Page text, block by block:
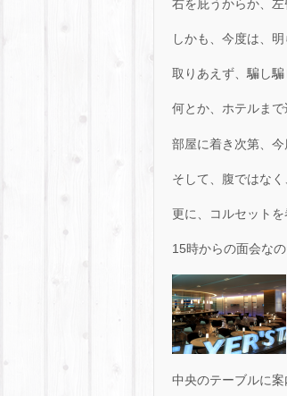
右を庇うからか、
しかも、今度は、
取りあえず、騙し
何とか、ホテルま
部屋に着き次第、
そして、腹ではな
更に、コルセット
15時からの面会な
中央のテーブルに